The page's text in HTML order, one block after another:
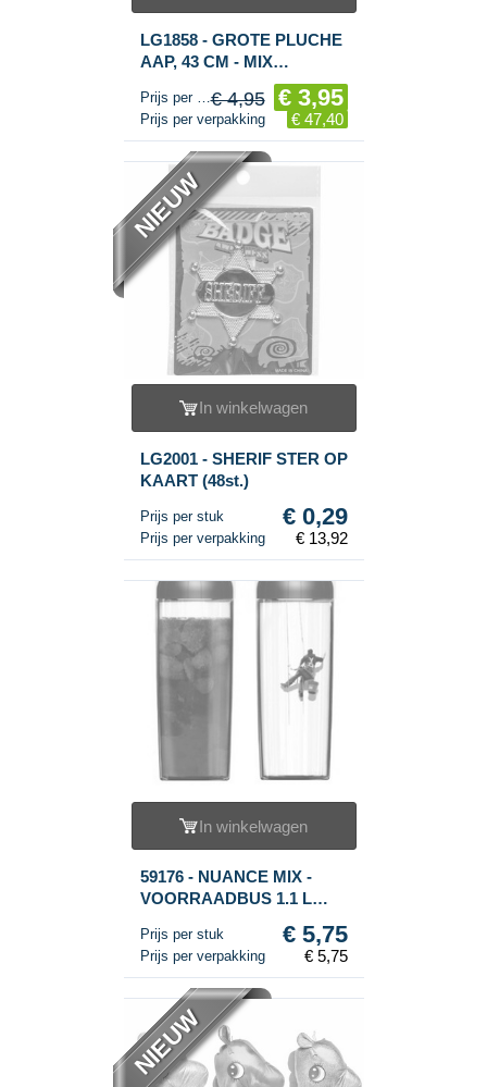
LG1858 - GROTE PLUCHE
AAP, 43 CM - MIX
Prijs per stuk€ 4,95 € 3,95
Prijs per verpakking € 47,40
NIEUW
In winkelwagen
LG2001 - SHERIF STER OP
KAART (48st.)
Prijs per stuk € 0,29
Prijs per verpakking € 13,92
In winkelwagen
59176 - NUANCE MIX -
VOORRAADBUS 1.1 L
Prijs per stuk € 5,75
Prijs per verpakking € 5,75
NIEUW